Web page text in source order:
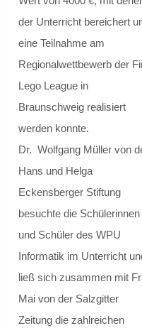
Fahrrad-AG
Musik AGs
Kletter-AG
Schulsanitätsdienst
Cafeteria
Schulbibliothek
Projekte
Medienscouts
der Unterricht bereichert
eine Teilnahme am
Regionalwettbewerb der
Lego League in
Braunschweig realisiert
werden konnte.
Dr. Wolfgang Müller von
Hans und Helga
Eckensberger Stiftung
besuchte die Schülerinnen
und Schüler des WPU
Informatik im Unterricht
ließ sich zusammen mit
Mai von der Salzgitter
Zeitung die zahlreichen